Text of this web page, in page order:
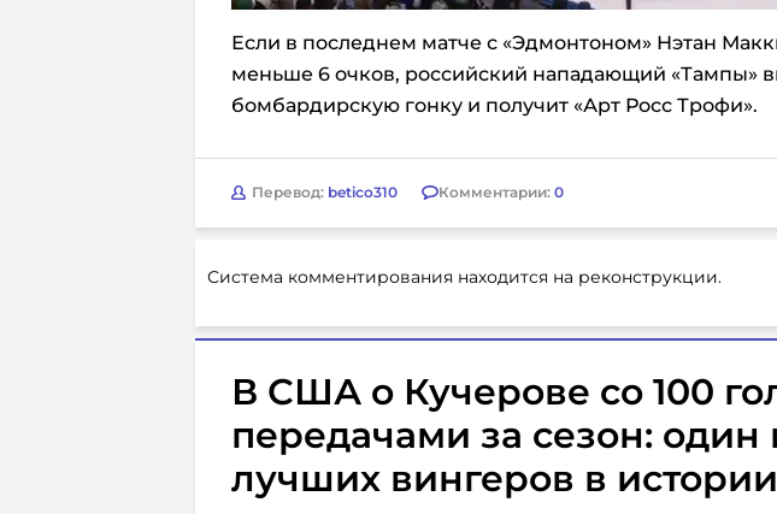
Если в последнем матче с «Эдмонтоном» Нэтан
меньше 6 очков, российский нападающий «Тампы»
бомбардирскую гонку и получит «Арт Росс Трофи».
Перевод: betico310 Комментарии: 0
Система комментирования находится на реконструкции.
В США о Кучерове со 100
передачами за сезон: один
лучших вингеров в